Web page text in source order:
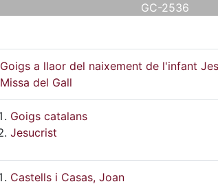
GC-2536
Goigs a llaor del naixement de l'infant
Missa del Gall
Goigs catalans
Jesucrist
Castells i Casas, Joan